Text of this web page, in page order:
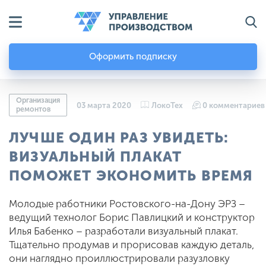
Оформить подписку
Организация
ремонтов
03 марта 2020 ЛокоТех 0 комментариев
ЛУЧШЕ ОДИН РАЗ УВИДЕТЬ:
ВИЗУАЛЬНЫЙ ПЛАКАТ
ПОМОЖЕТ ЭКОНОМИТЬ ВРЕМЯ
Молодые работники Ростовского-на-Дону ЭРЗ –
ведущий технолог Борис Павлицкий и конструктор
Илья Бабенко – разработали визуальный плакат.
Тщательно продумав и прорисовав каждую деталь,
они наглядно проиллюстрировали разузловку